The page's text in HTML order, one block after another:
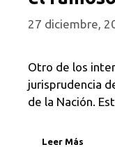
27 diciembre,
Otro de los
jurisprudencia
de la Nación.
Leer Más